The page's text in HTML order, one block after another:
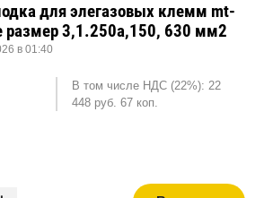
для элегазовых клемм mt-
размер 3,1.250a,150, 630 мм2
в 01:40
В том числе НДС (22%): 22
448 руб. 67 коп.